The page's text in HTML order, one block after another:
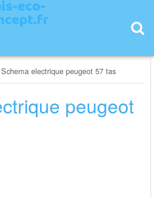
Schema electrique peugeot 57 tas
peugeot